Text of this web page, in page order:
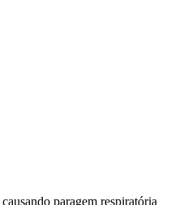
paragem respiratória